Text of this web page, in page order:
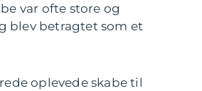
var ofte store og
blev betragtet som et
oplevede skabe til